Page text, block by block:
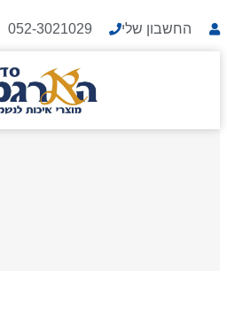
החשבון שלי 052-3021029